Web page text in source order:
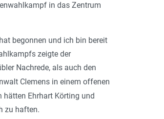
in das Zentrum
begonnen und ich bin bereit
zeigte der
Nachrede, als auch den
Clemens in einem offenen
hätten Ehrhart Körting und
zu haften.